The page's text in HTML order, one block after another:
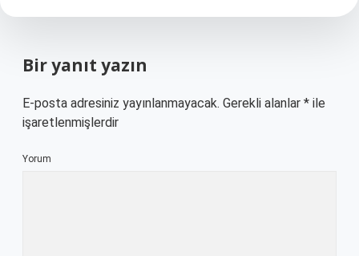
Bir yanıt yazın
E-posta adresiniz yayınlanmayacak. Gerekli alanlar * ile
işaretlenmişlerdir
Yorum